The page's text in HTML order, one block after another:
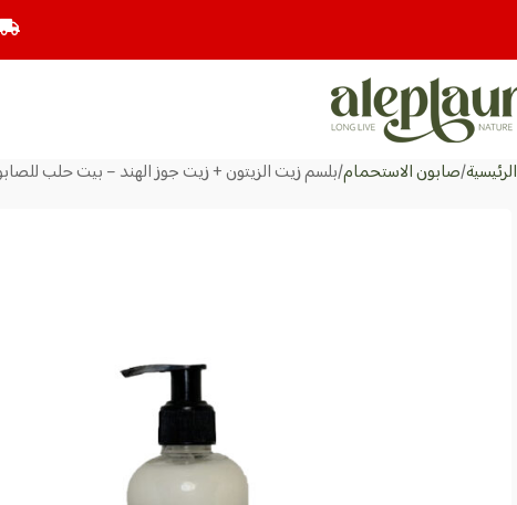
الرئيسية صابون الاستحمام بلسم زيت الزيتون + زيت جوز الهند – بيت حلب للصابون